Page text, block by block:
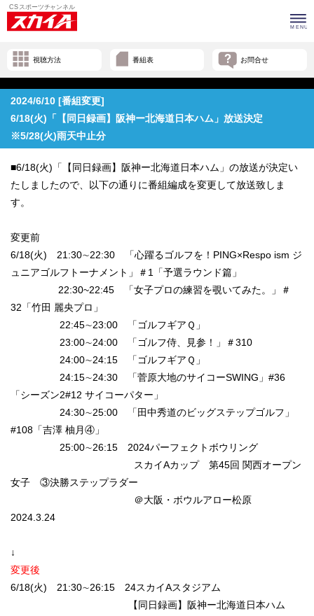
視聴方法 番組表 お問合せ
2024/6/10 [番組変更]
6/18(火)「【同日録画】阪神ー北海道日本ハム」放送決定
※5/28(火)雨天中止分
■6/18(火)「【同日録画】阪神ー北海道日本ハム」の放送が決定い
たしましたので、以下の通りに番組編成を変更して放送致しま
す。
変更前
6/18(火) 21:30∼22:30 「心躍るゴルフを！PING×Respo ism ジ
ュニアゴルフトーナメント」＃1「予選ラウンド篇」
22:30~22:45 「女子プロの練習を覗いてみた。」＃
32「竹田 麗央プロ」
22:45∼23:00 「ゴルフギアＱ」
23:00∼24:00 「ゴルフ侍、見参！」＃310
24:00∼24:15 「ゴルフギアＱ」
24:15∼24:30 「菅原大地のサイコーSWING」#36
「シーズン2#12 サイコーパター」
24:30∼25:00 「田中秀道のビッグステップゴルフ」
#108「吉澤 柚月④」
25:00∼26:15 2024パーフェクトボウリング
スカイAカップ 第45回 関西オープン
女子 ③決勝ステップラダー
＠大阪・ボウルアロー松原
2024.3.24
↓
変更後
6/18(火) 21:30∼26:15 24スカイAスタジアム
【同日録画】阪神ー北海道日本ハム